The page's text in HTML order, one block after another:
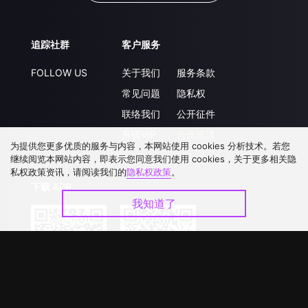
追踪社群
FOLLOW US
客户服务
关于我们
常见问题
联络我们
服务条款
隐私权
公开征件
为提供您更多优质的服务与内容，本网站使用 cookies 分析技术。若您
继续阅览本网站内容，即表示您同意我们使用 cookies，关于更多相关隐
私权政策资讯，请阅读我们的隐私权政策。
我知道了